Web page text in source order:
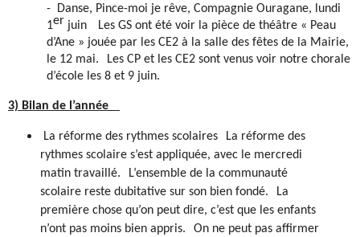
- Danse, Pince-moi je rêve, Compagnie Ouragane, lundi
1er juin
Les GS ont été voir la pièce de théâtre « Peau
d’Ane » jouée par les CE2 à la salle des fêtes de la Mairie,
le 12 mai. Les CP et les CE2 sont venus voir notre chorale
d’école les 8 et 9 juin.
3) Bilan de l’année
La réforme des rythmes scolaires La réforme des
rythmes scolaire s’est appliquée, avec le mercredi
matin travaillé. L’ensemble de la communauté
scolaire reste dubitative sur son bien fondé. La
première chose qu’on peut dire, c’est que les enfants
n’ont pas moins bien appris. On ne peut pas affirmer